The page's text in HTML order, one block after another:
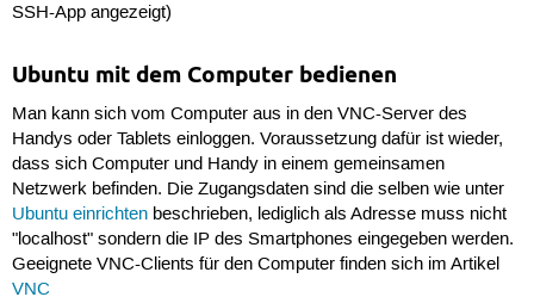
SSH-App angezeigt)
Ubuntu mit dem Computer bedienen
Man kann sich vom Computer aus in den VNC-Server des
Handys oder Tablets einloggen. Voraussetzung dafür ist wieder,
dass sich Computer und Handy in einem gemeinsamen
Netzwerk befinden. Die Zugangsdaten sind die selben wie unter
Ubuntu einrichtenbeschrieben, lediglich als Adresse muss nicht
"localhost" sondern die IP des Smartphones eingegeben werden.
Geeignete VNC-Clients für den Computer finden sich im Artikel
VNC